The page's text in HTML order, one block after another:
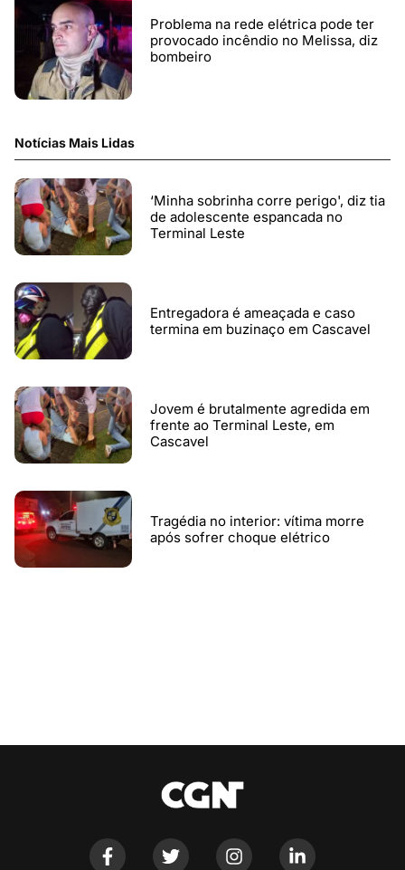
Problema na rede elétrica pode ter
provocado incêndio no Melissa, diz
bombeiro
Notícias Mais Lidas
‘Minha sobrinha corre perigo', diz tia
de adolescente espancada no
Terminal Leste
Entregadora é ameaçada e caso
termina em buzinaço em Cascavel
Jovem é brutalmente agredida em
frente ao Terminal Leste, em
Cascavel
Tragédia no interior: vítima morre
após sofrer choque elétrico